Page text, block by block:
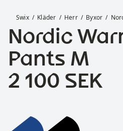
Swix Kläder Herr Byxor
Nordic
Pants M
Pris:
2 100 SEK